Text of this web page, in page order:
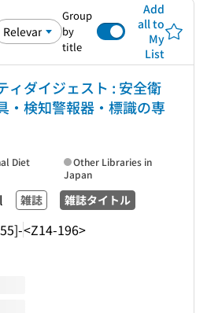
Group
by
title
Add
all to
My
List
ィダイジェスト : 安全衛
・検知警報器・標識の専
雑誌 雑誌タイトル
<Z14-196>
Diet
Other Libraries in
Japan